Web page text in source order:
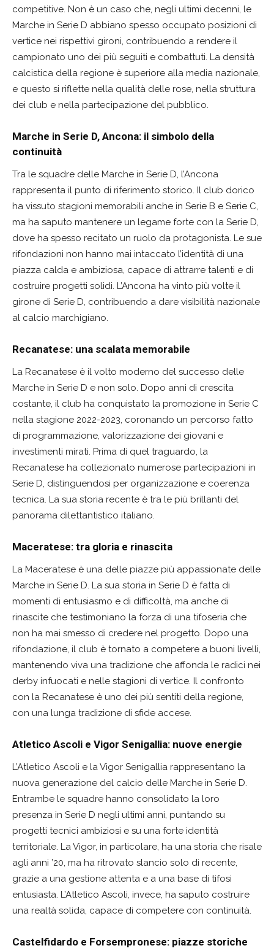
competitive. Non è un caso che, negli ultimi decenni, le
Marche in Serie D abbiano spesso occupato posizioni di
vertice nei rispettivi gironi, contribuendo a rendere il
campionato uno dei più seguiti e combattuti. La densità
calcistica della regione è superiore alla media nazionale,
e questo si riflette nella qualità delle rose, nella struttura
dei club e nella partecipazione del pubblico.
Marche in Serie D, Ancona: il simbolo della
continuità
Tra le squadre delle Marche in Serie D, l’Ancona
rappresenta il punto di riferimento storico. Il club dorico
ha vissuto stagioni memorabili anche in Serie B e Serie C,
ma ha saputo mantenere un legame forte con la Serie D,
dove ha spesso recitato un ruolo da protagonista. Le sue
rifondazioni non hanno mai intaccato l’identità di una
piazza calda e ambiziosa, capace di attrarre talenti e di
costruire progetti solidi. L’Ancona ha vinto più volte il
girone di Serie D, contribuendo a dare visibilità nazionale
al calcio marchigiano.
Recanatese: una scalata memorabile
La Recanatese è il volto moderno del successo delle
Marche in Serie D e non solo. Dopo anni di crescita
costante, il club ha conquistato la promozione in Serie C
nella stagione 2022-2023, coronando un percorso fatto
di programmazione, valorizzazione dei giovani e
investimenti mirati. Prima di quel traguardo, la
Recanatese ha collezionato numerose partecipazioni in
Serie D, distinguendosi per organizzazione e coerenza
tecnica. La sua storia recente è tra le più brillanti del
panorama dilettantistico italiano.
Maceratese: tra gloria e rinascita
La Maceratese è una delle piazze più appassionate delle
Marche in Serie D. La sua storia in Serie D è fatta di
momenti di entusiasmo e di difficoltà, ma anche di
rinascite che testimoniano la forza di una tifoseria che
non ha mai smesso di credere nel progetto. Dopo una
rifondazione, il club è tornato a competere a buoni livelli,
mantenendo viva una tradizione che affonda le radici nei
derby infuocati e nelle stagioni di vertice. Il confronto
con la Recanatese è uno dei più sentiti della regione,
con una lunga tradizione di sfide accese.
Atletico Ascoli e Vigor Senigallia: nuove energie
L’Atletico Ascoli e la Vigor Senigallia rappresentano la
nuova generazione del calcio delle Marche in Serie D.
Entrambe le squadre hanno consolidato la loro
presenza in Serie D negli ultimi anni, puntando su
progetti tecnici ambiziosi e su una forte identità
territoriale. La Vigor, in particolare, ha una storia che risale
agli anni ’20, ma ha ritrovato slancio solo di recente,
grazie a una gestione attenta e a una base di tifosi
entusiasta. L’Atletico Ascoli, invece, ha saputo costruire
una realtà solida, capace di competere con continuità.
Castelfidardo e Forsempronese: piazze storiche